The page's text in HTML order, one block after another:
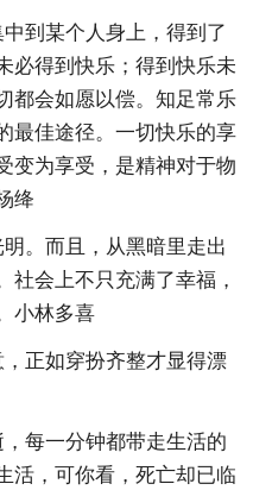
到某个人身上，得到了
必得到快乐；得到快乐未
都会如愿以偿。知足常乐
最佳途径。一切快乐的享
变为享受，是精神对于物
绛
。而且，从黑暗里走出
社会上不只充满了幸福，
小林多喜
正如穿扮齐整才显得漂
每一分钟都带走生活的
活，可你看，死亡却已临